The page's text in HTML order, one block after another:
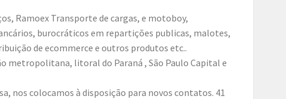
Ramoex Transporte de cargas, e motoboy,
burocráticos em repartições publicas, malotes,
de ecommerce e outros produtos etc..
metropolitana, litoral do Paraná , São Paulo Capital e
nos colocamos à disposição para novos contatos. 41